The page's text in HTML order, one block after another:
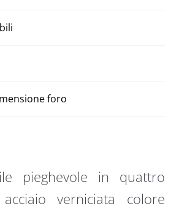
foro
pieghevole in quattro
verniciata colore